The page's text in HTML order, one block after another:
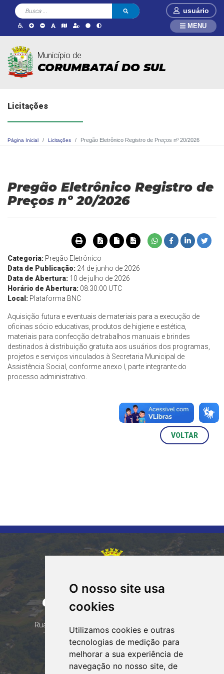
O nosso site usa
cookies
Utilizamos cookies e outras
tecnologias de medição para
melhorar a sua experiência de
navegação no nosso site, de
usuário
Município de
CORUMBATAÍ DO SUL
MENU
Licitações
Página Inicial Licitações Pregão Eletrônico Registro de Preços nº 20/2026
Pregão Eletrônico Registro de
Preços nº 20/2026
Categoria: Pregão Eletrônico
Data de Publicação: 24 de junho de 2026
Data de Abertura: 10 de julho de 2026
Horário de Abertura: 08:30:00 UTC
Local: Plataforma BNC
Aquisição futura e eventuais de materiais para a execução de
oficinas sócio educativas, produtos de higiene e estética,
materiais para confecção de trabalhos manuais e brindes
destinados à distribuição gratuita aos usuários dos programas,
projetos e serviços vinculados à Secretaria Municipal de
Assistência Social, conforme anexo I, parte integrante do
processo administrativo.
VOLTAR
CORUMBATAÍ DO SUL
PARANÁ
Rua Tocantins 153 Corumbataí - CEP: 86.970-000
Telefone: (44) 99935-8828, (44) 99935-8839
contato@corumbataidosul.pr.gov.br